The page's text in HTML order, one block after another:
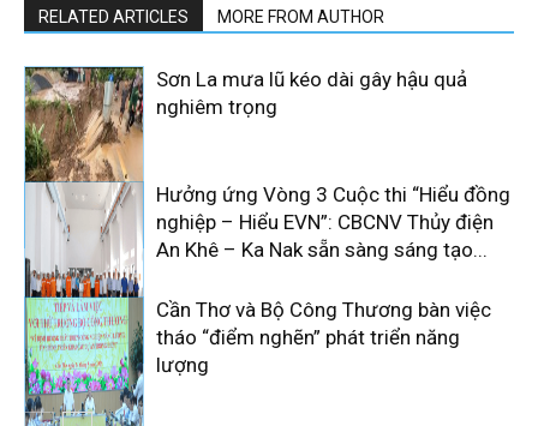
RELATED ARTICLES MORE FROM AUTHOR
Sơn La mưa lũ kéo dài gây hậu quả
nghiêm trọng
Hưởng ứng Vòng 3 Cuộc thi “Hiểu đồng
nghiệp – Hiểu EVN”: CBCNV Thủy điện
An Khê – Ka Nak sẵn sàng sáng tạo...
Cần Thơ và Bộ Công Thương bàn việc
tháo “điểm nghẽn” phát triển năng
lượng